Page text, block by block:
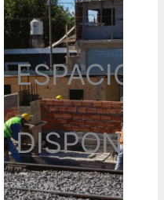
ESPACIO